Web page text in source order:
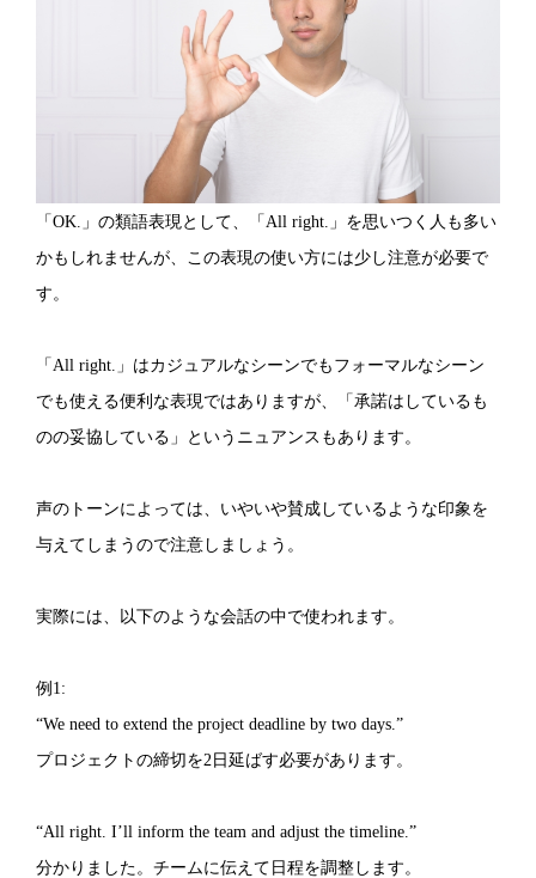
「OK.」の類語表現として、「All right.」を思いつく人も多い
かもしれませんが、この表現の使い方には少し注意が必要で
す。
「All right.」はカジュアルなシーンでもフォーマルなシーン
でも使える便利な表現ではありますが、「承諾はしているも
のの妥協している」というニュアンスもあります。
声のトーンによっては、いやいや賛成しているような印象を
与えてしまうので注意しましょう。
実際には、以下のような会話の中で使われます。
例1:
“We need to extend the project deadline by two days.”
プロジェクトの締切を2日延ばす必要があります。
“All right. I’ll inform the team and adjust the timeline.”
分かりました。チームに伝えて日程を調整します。